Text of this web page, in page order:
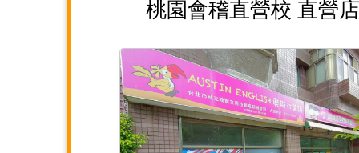
桃園會稽直營校 直營店